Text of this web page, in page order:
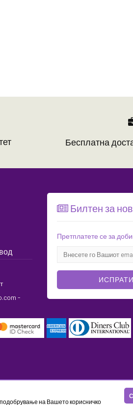
на Вашето корисничко
Бесплатна
-
Билтен за
Претплатете се за
ИСПРАТИ